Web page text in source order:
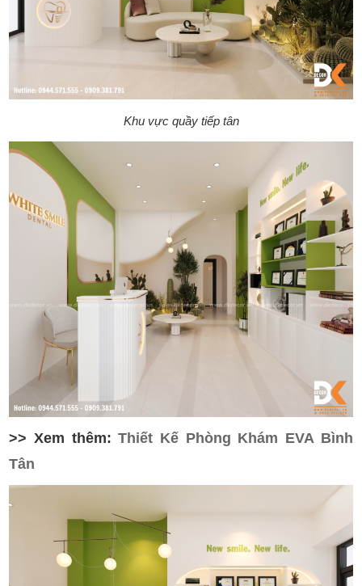
Khu vực quầy tiếp tân
>> Xem thêm: Thiết Kế Phòng Khám EVA Bình
Tân